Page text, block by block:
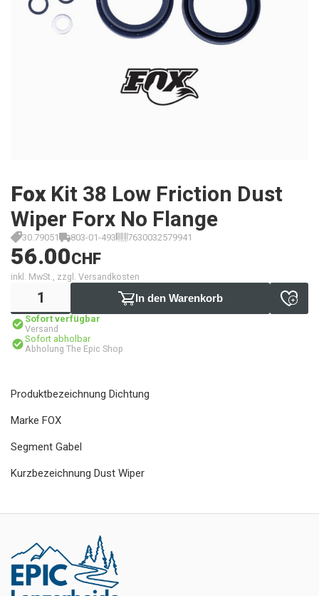
Fox Kit 38 Low Friction Dust
Wiper Forx No Flange
30.79051 803-01-493 7630032579941
56.00CHF
inkl. MwSt., zzgl. Versandkosten
In den Warenkorb
Sofort verfügbar
Versand
Sofort abholbar
Abholung The Epic Shop
Produktbezeichnung Dichtung
Marke FOX
Segment Gabel
Kurzbezeichnung Dust Wiper